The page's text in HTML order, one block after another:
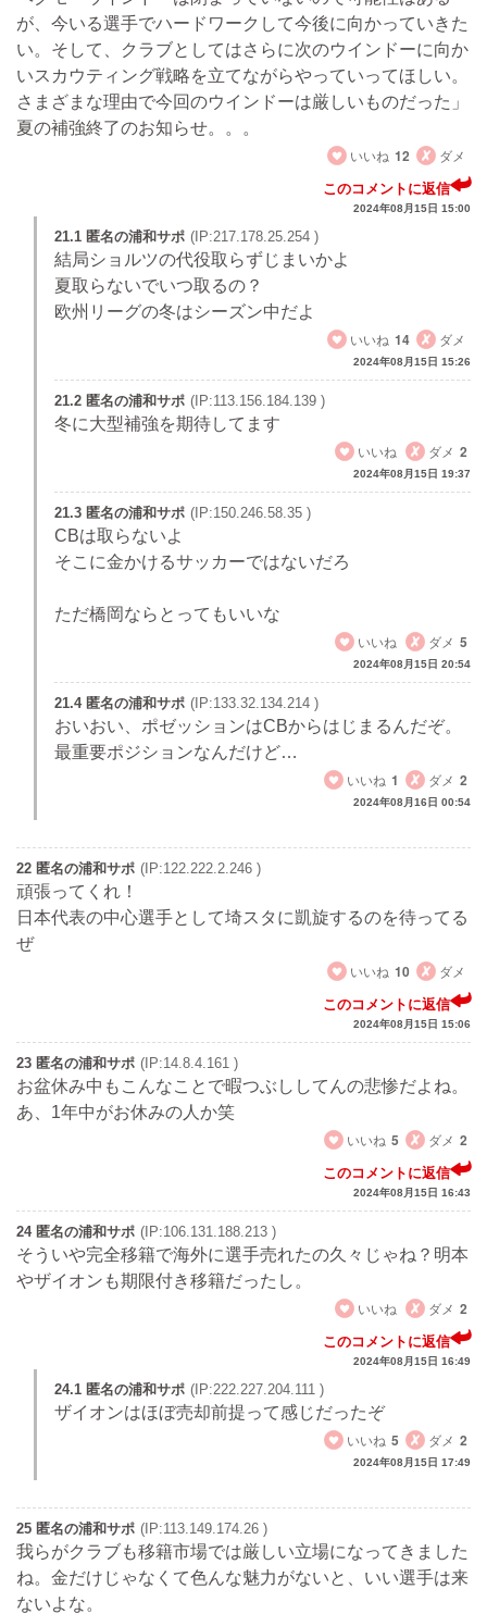
が、今いる選手でハードワークして今後に向かっていきた
い。そして、クラブとしてはさらに次のウインドーに向か
いスカウティング戦略を立てながらやっていってほしい。
さまざまな理由で今回のウインドーは厳しいものだった」
夏の補強終了のお知らせ。。。
いいね 12 ダメ
このコメントに返信
2024年08月15日 15:00
21.1 匿名の浦和サポ (IP:217.178.25.254 )
結局ショルツの代役取らずじまいかよ
夏取らないでいつ取るの？
欧州リーグの冬はシーズン中だよ
いいね 14 ダメ
2024年08月15日 15:26
21.2 匿名の浦和サポ (IP:113.156.184.139 )
冬に大型補強を期待してます
いいね
ダメ 2
2024年08月15日 19:37
21.3 匿名の浦和サポ (IP:150.246.58.35 )
CBは取らないよ
そこに金かけるサッカーではないだろ
ただ橋岡ならとってもいいな
いいね
ダメ 5
2024年08月15日 20:54
21.4 匿名の浦和サポ (IP:133.32.134.214 )
おいおい、ポゼッションはCBからはじまるんだぞ。
最重要ポジションなんだけど…
いいね 1 ダメ 2
2024年08月16日 00:54
22 匿名の浦和サポ (IP:122.222.2.246 )
頑張ってくれ！
日本代表の中心選手として埼スタに凱旋するのを待ってる
ぜ
いいね 10 ダメ
このコメントに返信
2024年08月15日 15:06
23 匿名の浦和サポ (IP:14.8.4.161 )
お盆休み中もこんなことで暇つぶししてんの悲惨だよね。
あ、1年中がお休みの人か笑
いいね 5 ダメ 2
このコメントに返信
2024年08月15日 16:43
24 匿名の浦和サポ (IP:106.131.188.213 )
そういや完全移籍で海外に選手売れたの久々じゃね？明本
やザイオンも期限付き移籍だったし。
いいね
ダメ 2
このコメントに返信
2024年08月15日 16:49
24.1 匿名の浦和サポ (IP:222.227.204.111 )
ザイオンはほぼ売却前提って感じだったぞ
いいね 5 ダメ 2
2024年08月15日 17:49
25 匿名の浦和サポ (IP:113.149.174.26 )
我らがクラブも移籍市場では厳しい立場になってきました
ね。金だけじゃなくて色んな魅力がないと、いい選手は来
ないよな。